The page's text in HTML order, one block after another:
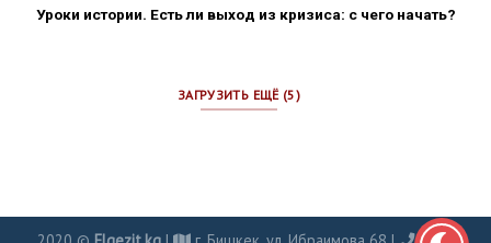
Уроки истории. Есть ли выход из кризиса: с чего начать?
ЗАГРУЗИТЬ ЕЩЁ (5)